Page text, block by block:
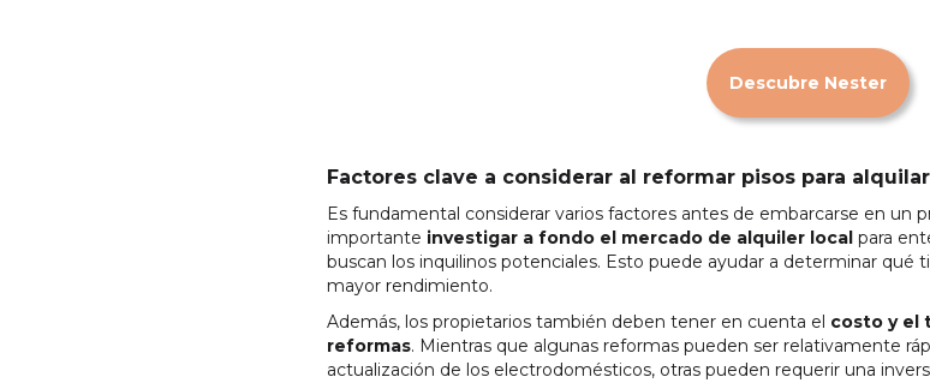
Descubre Nester
Factores clave a considerar al reformar pisos para alquilar
Es fundamental considerar varios factores antes de embarcarse en un
importante investigar a fondo el mercado de alquiler local para
buscan los inquilinos potenciales. Esto puede ayudar a determinar qué
mayor rendimiento.
Además, los propietarios también deben tener en cuenta el costo y el
reformas. Mientras que algunas reformas pueden ser relativamente
actualización de los electrodomésticos, otras pueden requerir una